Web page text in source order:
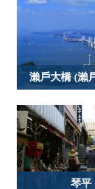
瀨戶大橋 (瀨
琴平